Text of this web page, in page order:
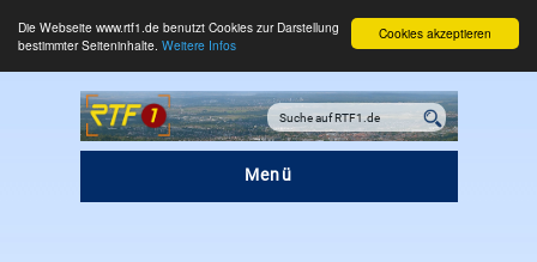
Cookies akzeptieren
Die Webseite www.rtf1.de benutzt Cookies zur Darstellung
bestimmter Seiteninhalte. Weitere Infos
Menü